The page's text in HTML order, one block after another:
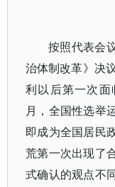
按照代表会
治体制改革》决
利以后第一次
月，全国性选举
即成为全国居民
荒第一次出现了
式确认的观点不